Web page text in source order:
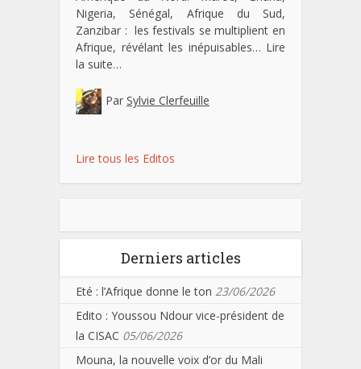
Nigeria, Sénégal, Afrique du Sud,
Zanzibar : les festivals se multiplient en
Afrique, révélant les inépuisables… Lire
la suite…
Par Sylvie Clerfeuille
Lire tous les Editos
Derniers articles
Eté : l’Afrique donne le ton 23/06/2026
Edito : Youssou Ndour vice-président de
la CISAC 05/06/2026
Mouna, la nouvelle voix d’or du Mali